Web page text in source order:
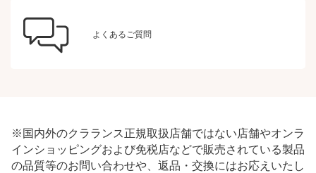
よくあるご質問
※国内外のクラランス正規取扱店舗ではない店舗やオンラ
インショッピングおよび免税店などで販売されている製品
の品質等のお問い合わせや、返品・交換にはお応えいたし